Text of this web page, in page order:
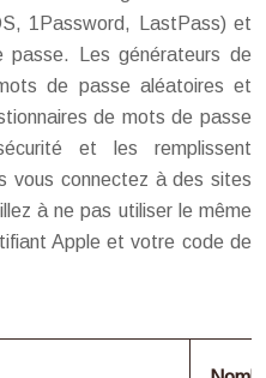
1Password, LastPass) et
passe. Les générateurs de
de passe aléatoires et
de mots de passe
et les remplissent
vous connectez à des sites
à ne pas utiliser le même
Apple et votre code de